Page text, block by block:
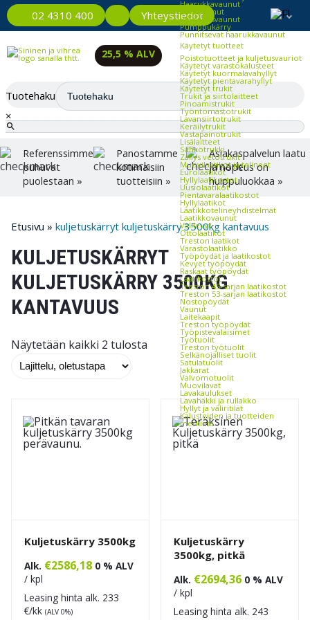
02 4310 400 Yhteystiedot
Haarukkavaunut
Saksivaunut
Pinoamisvaunut
Pumppukärry
Punnitsevat haarukkavaunut
Käytetyt tuotteet
Poistotuotteet ja kuljetusvauriot
Käytetyt varastokalusteet
Käytetyt kuormalavahyllyt
Käytetyt pientavarahyllyt
Käytetyt trukit
Trukit ja siirtolaitteet
Pinoamistrukit
Työntömastotrukit
Lavansiirtotrukit
Keräilytrukit
Vastapainotrukit
Lisälaitteet
Sähkötrukki
Zallys vetotrukit
Muovilaatikot ja telineet
Eurolaatikot
Hyllylaatikostot
Uusiolaatikot
Pientavaralaatikostot
Hyllylaatikot
Laatikkotelineyhdistelmät
Laatikkovaunut
Välilevyt
Ottolaatikot
Treston laatikot
Varastolaatikko
Työpöydät ja laatikostot
Kevyet työpöydät
Raskaat työpöydät
Laatikostot
Treston 45-sarjan laatikostot
Treston 53-sarjan laatikostot
Nostopöydät
Vaunut
Laitekaapit
Treston työpöydät
Työpistevalaisimet
Työtuolit
Treston työtuolit
Selkänojalliset tuolit
Satulatuolit
Jakkarat
Valvomotuolit
Muovilavat
Lavakaulukset
Lavahäkki ja rullakko
Hyllyt ja väliritilät
Kalusteiden ja tuotteiden
merkintä
Arkistokaapit, -hyllyt ja -
laatikostot
Toimistovaunut
Pakkausteipit
Vanteet
Tarrat
Pakkauskoneet
Pussit ja pehmusteet
Puhtaanapito ja puhdistus
Jäteastiat
Kippikontit
Kippikonttien lisävarusteet
Valuma-altaat ja tynnyrinkäsittely
25,5 % ALV
Tuotehaku
×
Referenssimme
puhuvat
puolestaan »
Panostamme
kotimaisiin
tuotteisiin »
Asiakaspalvelun laatu
ja nopeus on
huippuluokkaa »
Etusivu » kuljetuskärryt kuljetuskärry 3500kg kantavuus
KULJETUSKÄRRYT
KULJETUSKÄRRY 3500KG
KANTAVUUS
Näytetään kaikki 2 tulosta
Kuljetuskärry 3500kg
Alk. €2586,18 0 % ALV
/ kpl
Leasing hinta alk. 233
€/kk (ALV 0%)
Kuljetuskärry
3500kg, pitkä
Alk. €2694,36 0 % ALV
/ kpl
Leasing hinta alk. 243